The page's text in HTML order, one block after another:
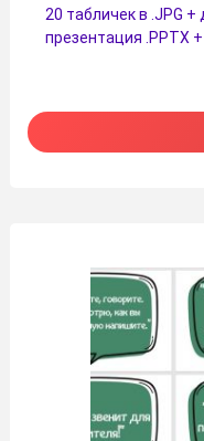
20 табличек в .JPG
презентация .PPTX